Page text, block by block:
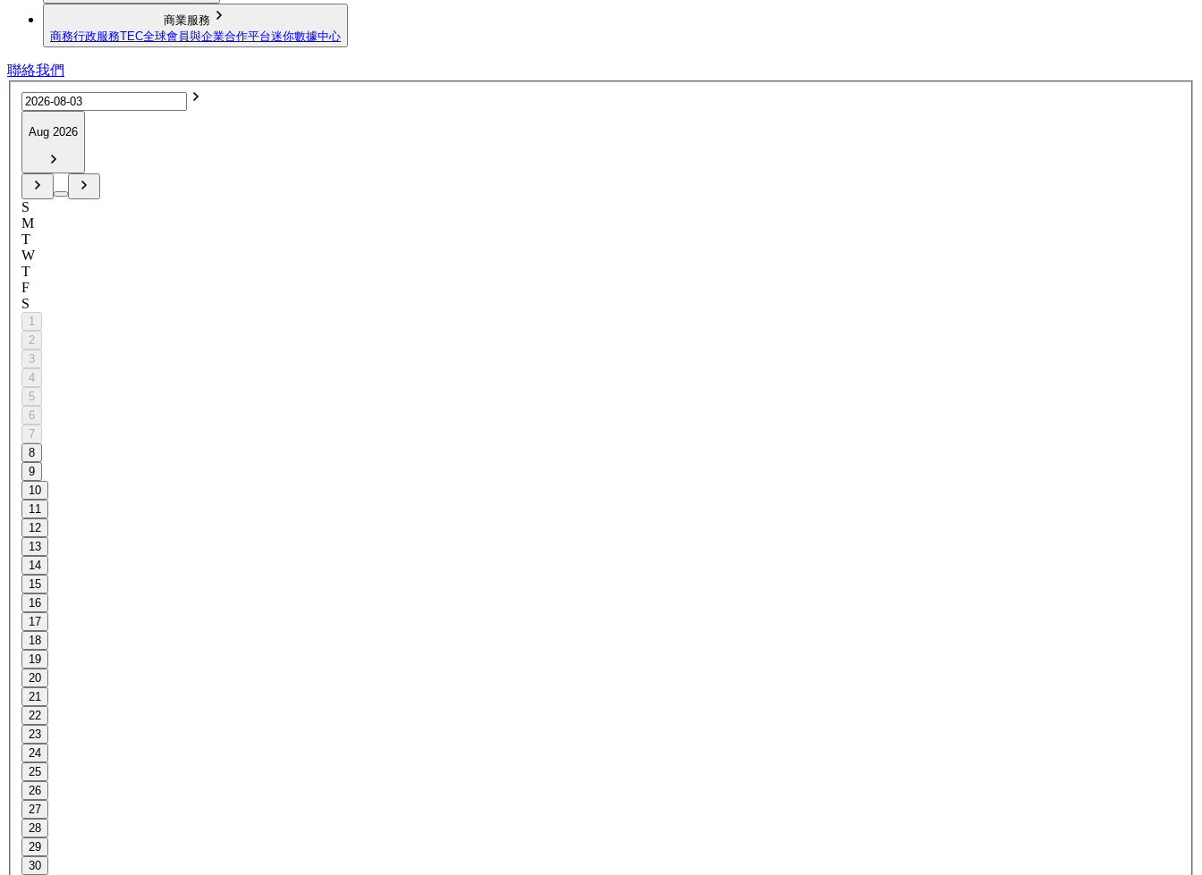
商業服務
商務行政服務TEC全球會員與企業合作平台迷你數據中心
聯絡我們
Aug 2026
S
M
T
W
T
F
S
1
2
3
4
5
6
7
8
9
10
11
12
13
14
15
16
17
18
19
20
21
22
23
24
25
26
27
28
29
30